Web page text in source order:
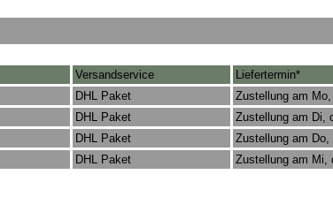
Versandservice
Liefertermin*
DHL Paket
Zustellung am
DHL Paket
Zustellung am Di,
DHL Paket
Zustellung am Do,
DHL Paket Zustellung am Mi,